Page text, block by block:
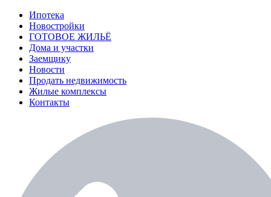
Ипотека
Новостройки
ГОТОВОЕ ЖИЛЬЁ
Дома и участки
Заемщику
Новости
Продать недвижимость
Жилые комплексы
Контакты